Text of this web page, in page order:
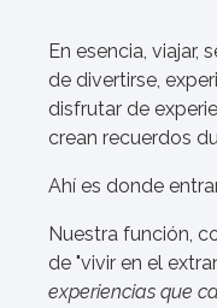
En esencia, viajar,
de divertirse,
disfrutar de
crean recuerdos
Ahí es donde
Nuestra función,
de "vivir en el
experiencias que